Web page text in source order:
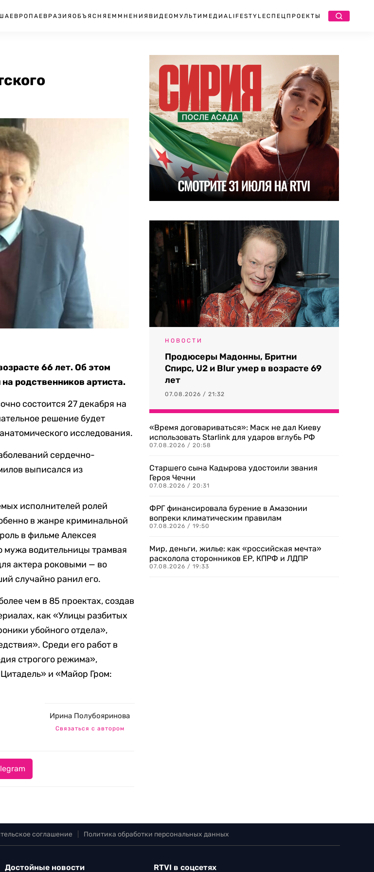
ЕВРОПА ЕВРАЗИЯ ОБЪЯСНЯЕМ МНЕНИЯ ВИДЕО МУЛЬТИМЕДИА LIFESTYLEСПЕЦПРОЕКТЫ
66 лет. Об этом
родственников артиста.
состоится 27 декабря на
решение будет
исследования.
сердечно-
выписался из
исполнителей ролей
в жанре криминальной
в фильме Алексея
мужа водительницы трамвая
актера роковыми — во
случайно ранил его.
чем в 85 проектах, создав
как «Улицы разбитых
убойного отдела»,
Среди его работ в
строгого режима»,
и «Майор Гром:
Ирина Полубояринова
Связаться с автором
НОВОСТИ
Продюсеры Мадонны, Бритни
Спирс, U2 и Blur умер в возрасте 69
лет
07.08.2026 / 21:32
«Время договариваться»: Маск не дал Киеву
использовать Starlink для ударов вглубь РФ
07.08.2026 / 20:58
Старшего сына Кадырова удостоили звания
Героя Чечни
07.08.2026 / 20:31
ФРГ финансировала бурение в Амазонии
вопреки климатическим правилам
07.08.2026 / 19:50
Мир, деньги, жилье: как «российская мечта»
расколола сторонников ЕР, КПРФ и ЛДПР
07.08.2026 / 19:33
соглашение Политика обработки персональных данных
Достойные новости RTVI в соцсетях